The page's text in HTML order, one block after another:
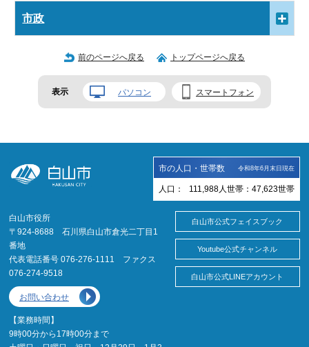
市政
前のページへ戻る トップページへ戻る
表示 パソコン スマートフォン
市の人口・世帯数 令和8年6月末日現在
人口： 111,988 人 世帯： 47,623世帯
白山市役所
〒924-8688 石川県白山市倉光二丁目1
番地
代表電話番号 076-276-1111 ファクス
076-274-9518
お問い合わせ
【業務時間】
9時00分から17時00分まで
白山市公式フェイスブック
Youtube公式チャンネル
白山市公式LINEアカウント